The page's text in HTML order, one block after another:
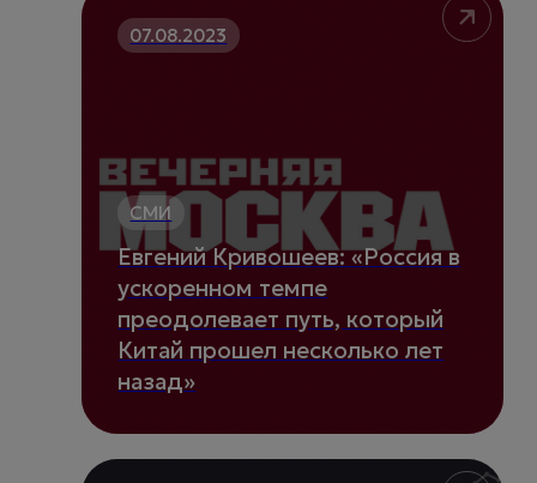
07.08.2023
СМИ
Евгений Кривошеев: «Россия в
ускоренном темпе
преодолевает путь, который
Китай прошел несколько лет
назад»